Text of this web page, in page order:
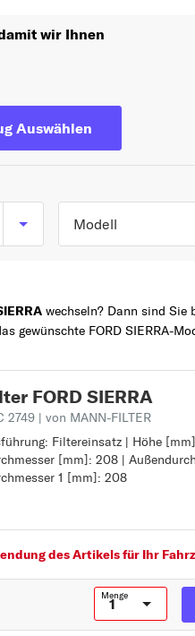
wir Ihnen
Auswählen
Modell
02/1993
(GBC) ab 08/1982
02/1987
(GBC, GBG) ab
01/1987 bis 03/1993
12/1986
SIERRA Turnier
ab 01/1987 bis
wechseln? Dann sind
gewünschte FORD SIERRA-
FORD SIERRA
2749 | von MANN-FILTER
Filtereinsatz | Höhe
[mm]: 208 |
1 [mm]: 208
Filtereinsatz
58
[mm]: 208
des Artikels für Ihr
Menge